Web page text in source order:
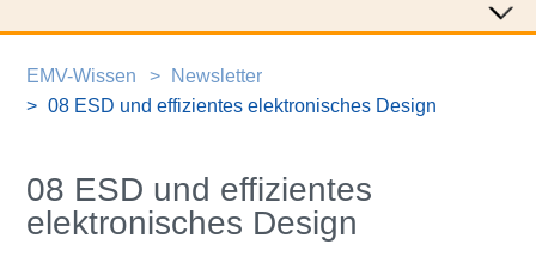
EMV-Wissen
Newsletter
08 ESD und effizientes elektronisches Design
08 ESD und effizientes
elektronisches Design